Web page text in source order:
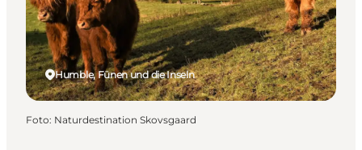
Reiseplanung
Humble, Fünen und die Inseln
Foto: Naturdestination Skovsgaard